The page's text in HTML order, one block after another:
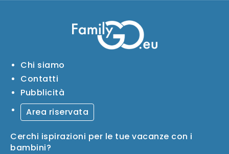
Chi siamo
Contatti
Pubblicità
Area riservata
Cerchi ispirazioni per le tue vacanze con i
bambini?